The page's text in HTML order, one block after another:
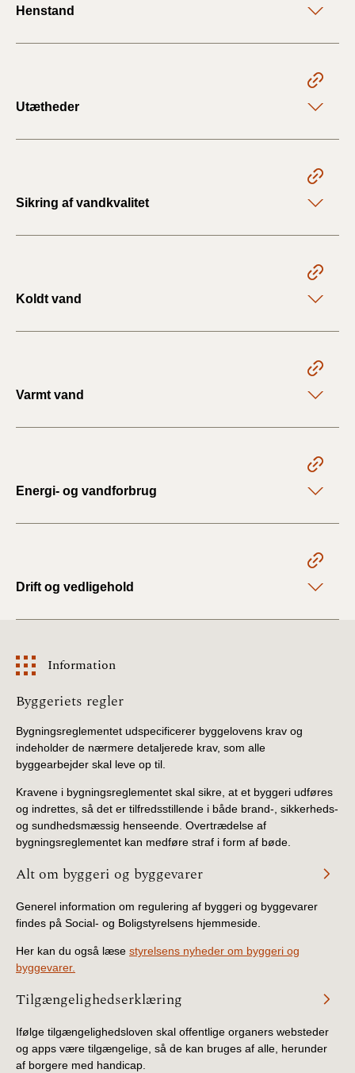
Henstand
Utætheder
Sikring af vandkvalitet
Koldt vand
Varmt vand
Energi- og vandforbrug
Drift og vedligehold
Information
Information
Byggeriets regler
Bygningsreglementet udspecificerer byggelovens krav og
indeholder de nærmere detaljerede krav, som alle
byggearbejder skal leve op til.
Kravene i bygningsreglementet skal sikre, at et byggeri udføres
og indrettes, så det er tilfredsstillende i både brand-, sikkerheds-
og sundhedsmæssig henseende. Overtrædelse af
bygningsreglementet kan medføre straf i form af bøde.
Alt om byggeri og byggevarer
Generel information om regulering af byggeri og byggevarer
findes på Social- og Boligstyrelsens hjemmeside.
Her kan du også læse styrelsens nyheder om byggeri og
byggevarer.
Tilgængelighedserklæring
Ifølge tilgængelighedsloven skal offentlige organers websteder
og apps være tilgængelige, så de kan bruges af alle, herunder
af borgere med handicap.